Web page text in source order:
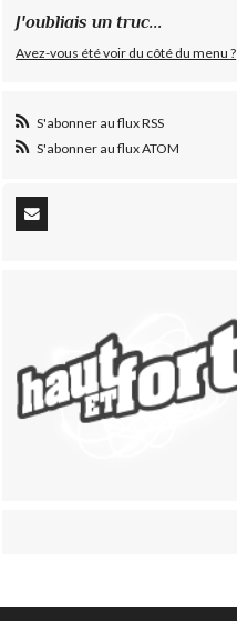
J'oubliais un truc...
Avez-vous été voir du côté du menu ?
S'abonner au flux RSS
S'abonner au flux ATOM